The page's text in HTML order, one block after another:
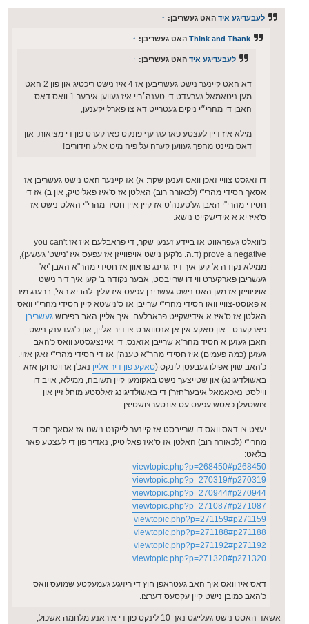
לעבעדיגע איד האט געשריבן: ↑
Think and Thank האט געשריבן: ↑
לעבעדיגע איד האט געשריבן: ↑
דא האט קיינער נישט געשריבען אז 4 איז נישט ריכטיג און פון 2 האט
מען ניטאמאל גערעדט די טענה׳ריי איז געווען איבער 1 וואס דאס
האבן די מהרי״י ניקים געטרייט דא צו פארלייקענען,
מילא איז דיין לעצטע פארעגרעף פונקט פארקערט פון די מציאות, און
דאס מיינט מהפך געווען קערה על פיה מיט אלע הידורים!
דו זאגסט צוויי זאכן וואס זענען שקר: א) אז קיינער האט נישט געשריבן אז
אסאך חסידי מהרי"י (לכאורה רוב) האלטן אז ס'איז פאליטיק, און ב) אז די
חסידי מהרי"י האבן גע'טענה'ט אז קיין איין חסיד מהרי"י האלט נישט אז
ס'איז יא א אידישקייט נושא.
כ'וואלט געפראווט אז ביידע זענען שקר, די פראבלעם איז אז you can't
prove a negative (ד.ה. מ'קען נישט אויפווייזן אז עפעס איז 'נישט' געשען),
ממילא נקודה א' קען איך דיר גרינג פראוון אז חסידי מהר"א האבן 'יא'
געשריבן פארקערט ווי דו שרייבסט, אבער נקודה ב' קען איך דיר נישט
אויפווייזן אז מען האט נישט געשריבן עפעס איז עליך להביא ראי', ברענג מיר
א פאוסט-צוויי וואו חסידי מהרי"י שרייבן אז ס'נישטא קיין חסידי מהרי"י וואס
האלטן אז ס'איז א אידישקייט פראבלעם. איך אליין האב בפירוש געשריבן
פארקערט - און טאקע אין אן אנטווארט צו דיר אליין, און כ'געדענק נישט
האבן געזען א חסיד מהר"א שרייבן אזאנס. די איינציגסטע וואס כ'האב
געזען (כמה פעמים) איז חסידי מהר"א טענה'ן אז די חסידי מהרי"י זאגן אזוי.
כ'האב שוין אפילו געבעטן לינקס (טאקע פון דיר אליין נאכ'ן ארויסרוקן אזא
באשולדיגונג) און שטייצעך נישט באקומען קיין תשובה, ממילא, אויב דו
ווילסט נאכאמאל איבער'חזר'ן די באשולדיגונג זאלסטע מוחל זיין און
צושטעלן כאטש עפעס עס אונטערצושטיצן.
יעצט צו דאס וואס דו שרייבסט אז קיינער לייקנט נישט אז אסאך חסידי
מהרי"י (לכאורה רוב) האלטן אז ס'איז פאליטיק, נאדיר פון די לעצטע פאר
בלאט:
viewtopic.php?p=268450#p268450
viewtopic.php?p=270319#p270319
viewtopic.php?p=270944#p270944
viewtopic.php?p=271087#p271087
viewtopic.php?p=271159#p271159
viewtopic.php?p=271188#p271188
viewtopic.php?p=271192#p271192
viewtopic.php?p=271320#p271320
דאס איז וואס איך האב געטראפן חוץ די ריזיגע געמעקטע שמועס וואס
כ'האב כמובן נישט קיין עקסעס דערצו.
אשאד האסט נישט געלייגט נאך 10 לינקס פון די איראנע מלחמה אשכול,